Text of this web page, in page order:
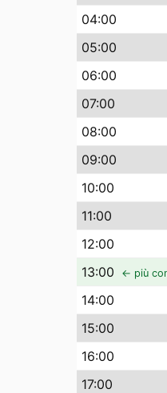
04:00
05:00
06:00
07:00
08:00
09:00
10:00
11:00
12:00
13:00 ← più
14:00
15:00
16:00
17:00